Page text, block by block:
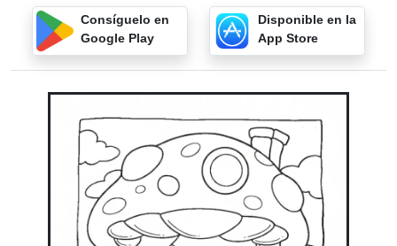
Consíguelo en
Google Play
Disponible en la
App Store